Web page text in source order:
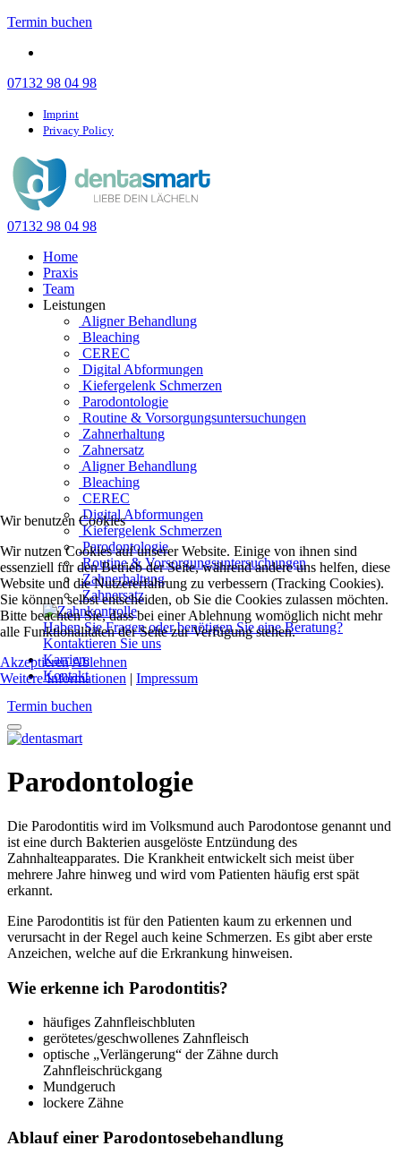
Termin buchen
07132 98 04 98
Imprint
Privacy Policy
07132 98 04 98
Home
Praxis
Team
Leistungen
Aligner Behandlung
Bleaching
CEREC
Digital Abformungen
Kiefergelenk Schmerzen
Parodontologie
Routine & Vorsorgungsuntersuchungen
Zahnerhaltung
Zahnersatz
Aligner Behandlung
Bleaching
CEREC
Digital Abformungen
Kiefergelenk Schmerzen
Parodontologie
Routine & Vorsorgungsuntersuchungen
Zahnerhaltung
Zahnersatz
Haben Sie Fragen oder benötigen Sie eine Beratung?
Kontaktieren Sie uns
Karriere
Kontakt
Termin buchen
Parodontologie
Die Parodontitis wird im Volksmund auch Parodontose genannt und
ist eine durch Bakterien ausgelöste Entzündung des
Zahnhalteapparates. Die Krankheit entwickelt sich meist über
mehrere Jahre hinweg und wird vom Patienten häufig erst spät
erkannt.
Eine Parodontitis ist für den Patienten kaum zu erkennen und
verursacht in der Regel auch keine Schmerzen. Es gibt aber erste
Anzeichen, welche auf die Erkrankung hinweisen.
Wie erkenne ich Parodontitis?
häufiges Zahnfleischbluten
gerötetes/geschwollenes Zahnfleisch
optische „Verlängerung“ der Zähne durch
Zahnfleischrückgang
Mundgeruch
lockere Zähne
Ablauf einer Parodontosebehandlung
Wir benutzen Cookies
Wir nutzen Cookies auf unserer Website. Einige von ihnen sind
essenziell für den Betrieb der Seite, während andere uns helfen, diese
Website und die Nutzererfahrung zu verbessern (Tracking Cookies).
Sie können selbst entscheiden, ob Sie die Cookies zulassen möchten.
Bitte beachten Sie, dass bei einer Ablehnung womöglich nicht mehr
alle Funktionalitäten der Seite zur Verfügung stehen.
AkzeptierenAblehnen
Weitere Informationen | Impressum